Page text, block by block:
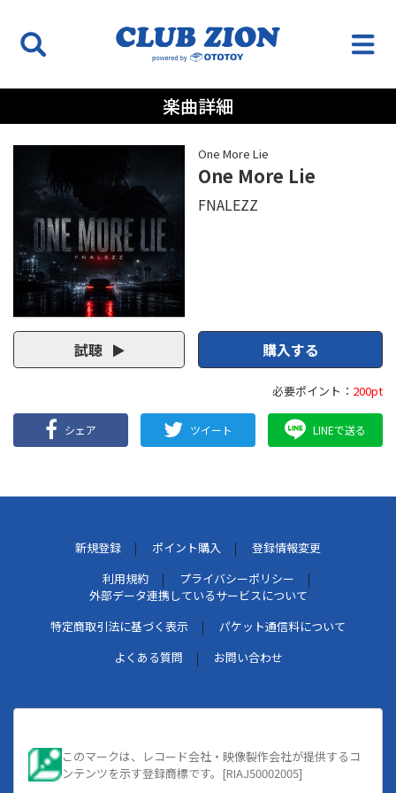
楽曲詳細
One More Lie
One More Lie
FNALEZZ
試聴 購入する
必要ポイント： 200pt
シェア ツイート LINEで送る
新規登録 ポイント購入
登録情報変更
利用規約
プライバシーポリシー
外部データ連携しているサービスについて
特定商取引法に基づく表示
パケット通信料について
よくある質問
お問い合わせ
このマークは、レコード会社・映像製作会社が提供するコ
ンテンツを示す登録商標です。[RIAJ50002005]